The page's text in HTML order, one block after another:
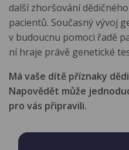
další zhoršování
pacientů. Současný vývoj
v budoucnu pomoci řadě
ní hraje právě genetické
Má vaše dítě příznaky
Napovědět může
pro vás připravili.